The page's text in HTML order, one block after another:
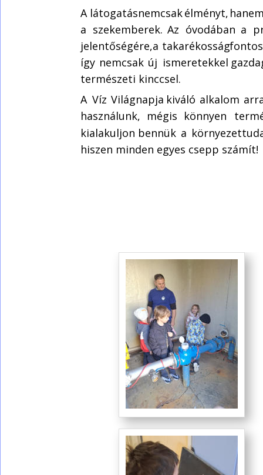
A látogatás nemcsak élményt,
a szekemberek. Az óvodában a
jelentőségére, a takarékosság
így nemcsak új ismeretekkel
természeti kinccsel.
A Víz Világnapja kiváló alkalom
használunk, mégis könnyen
kialakuljon bennük a
hiszen minden egyes csepp számít!